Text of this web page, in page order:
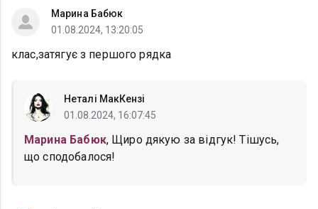
Марина Бабюк
01.08.2024, 13:20:05
клас,затягує з першого рядка
Неталі МакКензі
01.08.2024, 16:07:45
Марина Бабюк, Щиро дякую за відгук! Тішусь,
що сподобалося!